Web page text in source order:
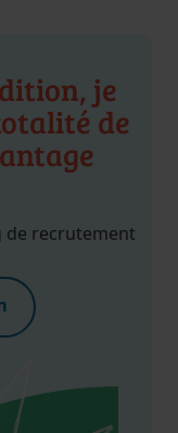
je
de
de recrutement